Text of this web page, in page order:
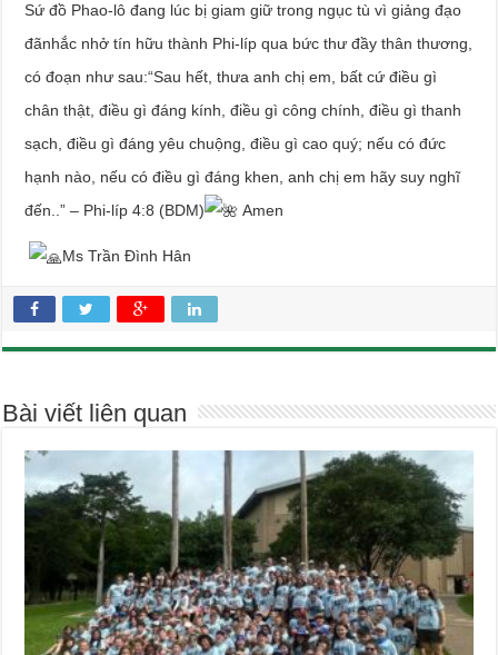
Sứ đồ Phao-lô đang lúc bị giam giữ trong ngục tù vì giảng đạo
đãnhắc nhở tín hữu thành Phi-líp qua bức thư đầy thân thương,
có đoạn như sau:“Sau hết, thưa anh chị em, bất cứ điều gì
chân thật, điều gì đáng kính, điều gì công chính, điều gì thanh
sạch, điều gì đáng yêu chuộng, điều gì cao quý; nếu có đức
hạnh nào, nếu có điều gì đáng khen, anh chị em hãy suy nghĩ
đến..” – Phi-líp 4:8 (BDM)
Amen
Ms Trần Đình Hân
Bài viết liên quan